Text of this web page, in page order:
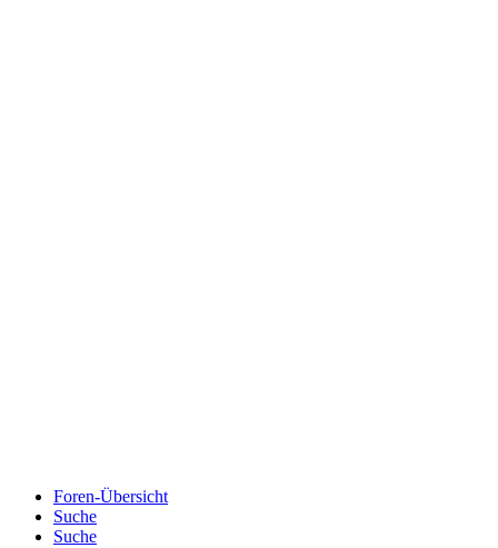
Foren-Übersicht
Suche
Suche